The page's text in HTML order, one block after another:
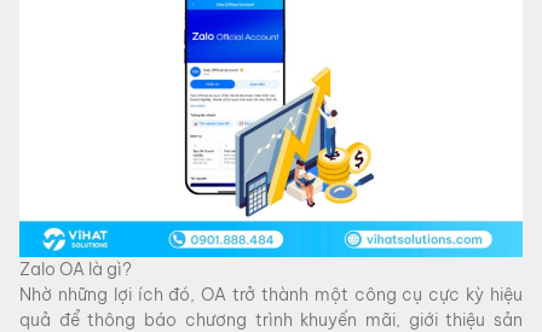
Zalo OA là gì?
Nhờ những lợi ích đó, OA trở thành một công cụ cực kỳ hiệu
quả để thông báo chương trình khuyến mãi, giới thiệu sản